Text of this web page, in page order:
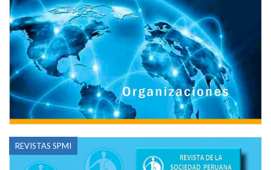
REVISTAS SPMI